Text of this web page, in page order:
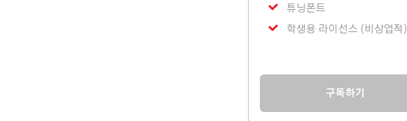
튜닝폰트
학생용 라이선스 (비상업적)
구독하기